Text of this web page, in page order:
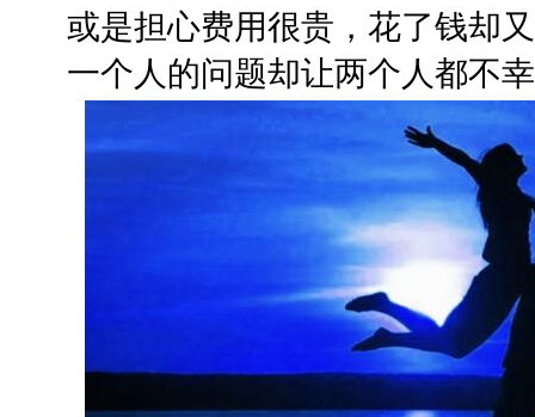
或是担心费用很贵，花了钱却
一个人的问题却让两个人都不